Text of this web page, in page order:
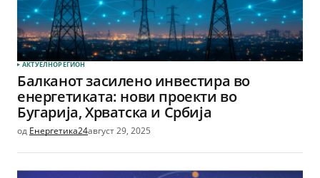
АКТУЕЛНОРЕГИОН
Балканот засилено инвестира во
енергетиката: нови проекти во
Бугарија, Хрватска и Србија
од Енергетика24август 29, 2025